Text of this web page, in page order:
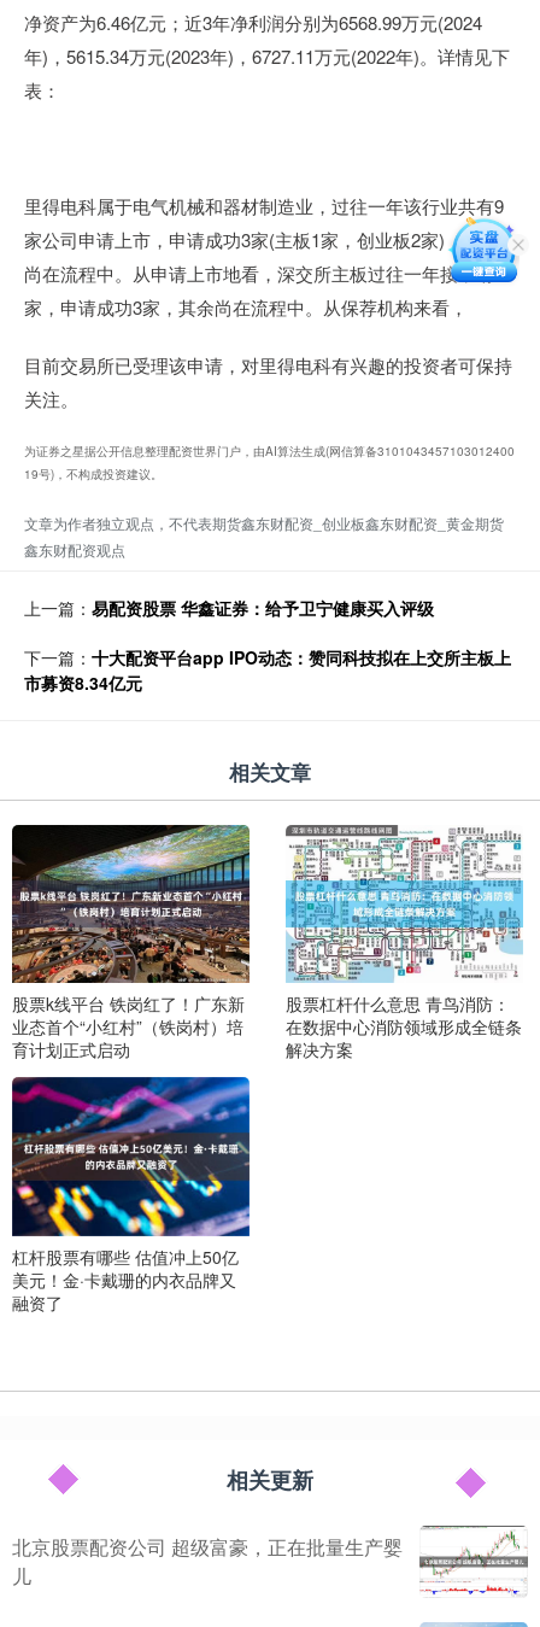
净资产为6.46亿元；近3年净利润分别为6568.99万元(2024
年)，5615.34万元(2023年)，6727.11万元(2022年)。详情见下
表：
里得电科属于电气机械和器材制造业，过往一年该行业共有9
家公司申请上市，申请成功3家(主板1家，创业板2家)，其余
尚在流程中。从申请上市地看，深交所主板过往一年接申请29
家，申请成功3家，其余尚在流程中。从保荐机构来看，
目前交易所已受理该申请，对里得电科有兴趣的投资者可保持
关注。
为证券之星据公开信息整理配资世界门户，由AI算法生成(网信算备3101043457103012400
19号)，不构成投资建议。
文章为作者独立观点，不代表期货鑫东财配资_创业板鑫东财配资_黄金期货
鑫东财配资观点
上一篇： 易配资股票 华鑫证券：给予卫宁健康买入评级
下一篇： 十大配资平台app IPO动态：赞同科技拟在上交所主板上
市募资8.34亿元
相关文章
股票k线平台 铁岗红了！广东新
业态首个“小红村”（铁岗村）培
育计划正式启动
股票杠杆什么意思 青鸟消防：
在数据中心消防领域形成全链条
解决方案
杠杆股票有哪些 估值冲上50亿
美元！金·卡戴珊的内衣品牌又
融资了
相关更新
北京股票配资公司 超级富豪，正在批量生产婴
儿